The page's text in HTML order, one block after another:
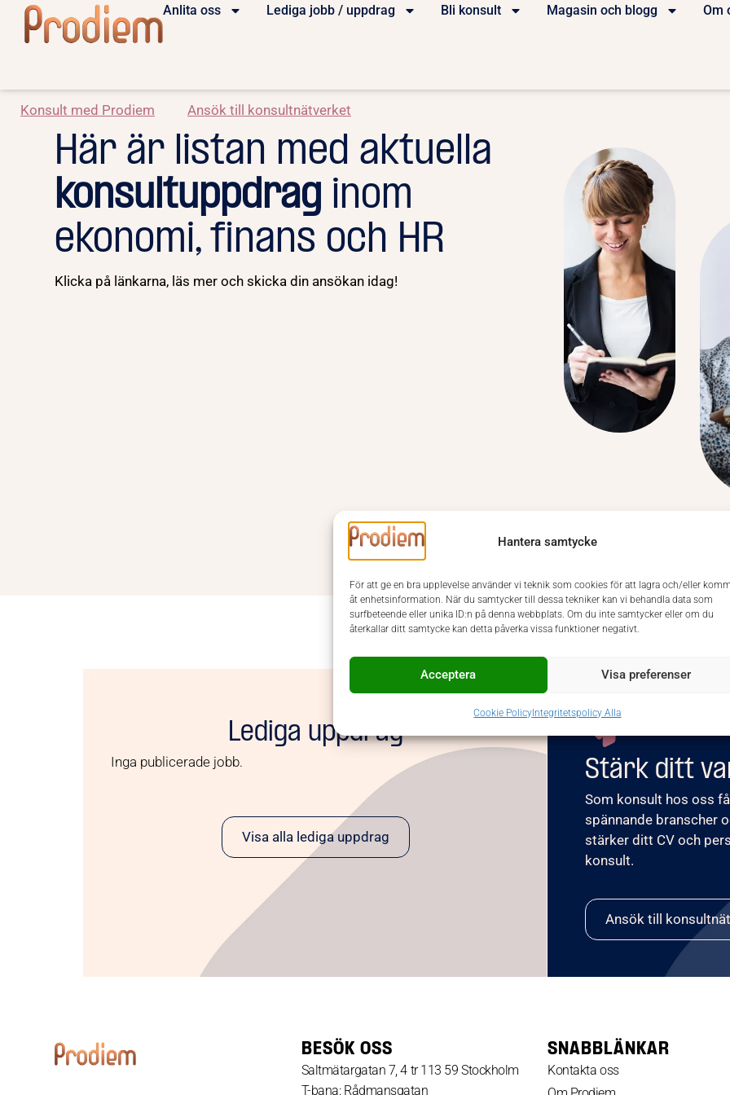
Hantera samtycke
För att ge en bra upplevelse använder vi teknik som cookies för att lagra och/eller
åt enhetsinformation. När du samtycker till dessa tekniker kan vi behandla data som
surfbeteende eller unika ID:n på denna webbplats. Om du inte samtycker eller om du
återkallar ditt samtycke kan detta påverka vissa funktioner negativt.
Acceptera Visa preferenser
Cookie PolicyIntegritetspolicy Alla
Anlita oss Lediga jobb / uppdrag Bli konsult Magasin och blogg Om
Konsult med Prodiem Ansök till konsultnätverket
Här är listan med aktuella
konsultuppdrag inom
ekonomi, finans och HR
Klicka på länkarna, läs mer och skicka din ansökan idag!
Lediga uppdrag
Inga publicerade jobb.
Visa alla lediga uppdrag
Stärk ditt
Som konsult hos oss
spännande branscher
stärker ditt CV och
konsult.
Ansök till
BESÖK OSS
Saltmätargatan 7, 4 tr 113 59 Stockholm
T-bana: Rådmansgatan
SNABBLÄNKAR
Kontakta oss